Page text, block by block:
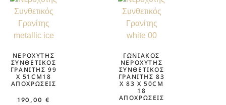
ΝΕΡΟΧΎΤΗΣ
ΣΥΝΘΕΤΙΚΌΣ
ΓΡΑΝΊΤΗΣ 99
X 51CM18
ΑΠΟΧΡΏΣΕΙΣ
190,00€
ΓΩΝΙΑΚΌΣ
ΝΕΡΟΧΎΤΗΣ
ΣΥΝΘΕΤΙΚΌΣ
ΓΡΑΝΊΤΗΣ 83
X 83 X 50CM
18
ΑΠΟΧΡΏΣΕΙΣ